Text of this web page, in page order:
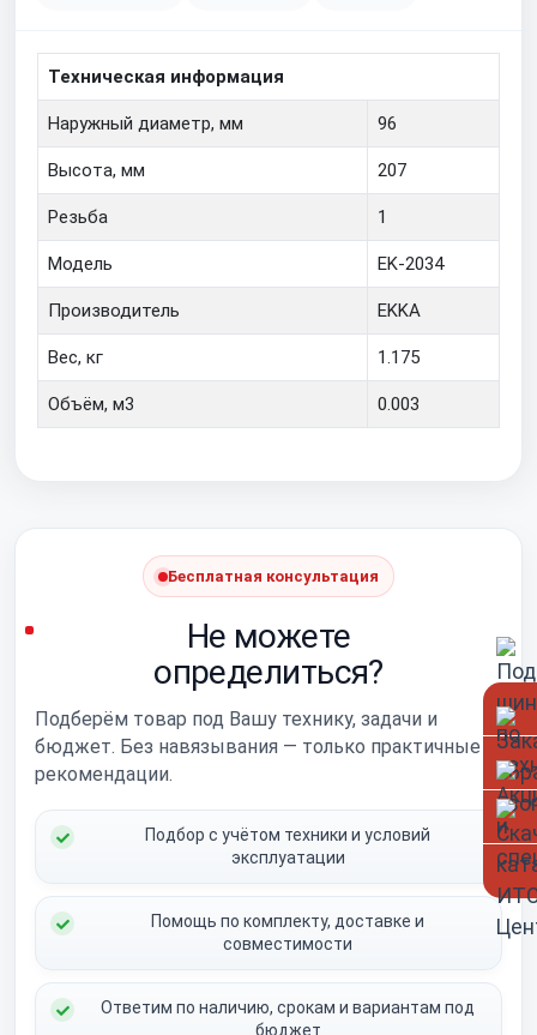
Техническая информация
Наружный диаметр, мм 96
Высота, мм 207
Резьба 1
Модель EK-2034
Производитель EKKA
Вес, кг 1.175
Объём, м3 0.003
Бесплатная консультация
Не можете
определиться?
Подберём товар под Вашу технику, задачи и
бюджет. Без навязывания — только практичные
рекомендации.
Подбор с учётом техники и условий
эксплуатации
Помощь по комплекту, доставке и
совместимости
Ответим по наличию, срокам и вариантам под
бюджет